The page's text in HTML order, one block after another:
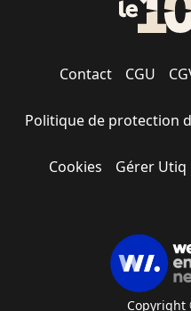
Contact CGU
Politique de protection
Cookies Gérer Utiq
Copyright